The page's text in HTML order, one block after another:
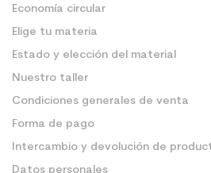
Economía circular
Elige tu materia
Estado y elección del material
Nuestro taller
Condiciones generales de venta
Forma de pago
Intercambio y devolución de
Datos personales